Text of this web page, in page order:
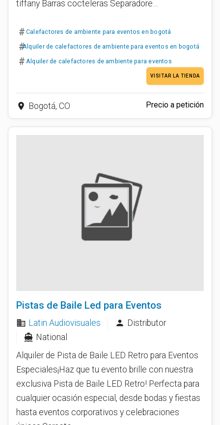
tiffany Barras cocteleras Separadore…
# Calefactores de ambiente para eventos en bogotá
#Alquiler de calefactores de ambiente para eventos en bogotá
# Alquiler de calefactores de ambiente para eventos
VISITAR LA TIENDA
place Bogotá, CO Precio a petición
Pistas de Baile Led para Eventos
business Latin Audiovisuales person Distributor
directions_boat National
Alquiler de Pista de Baile LED Retro para Eventos
Especiales¡Haz que tu evento brille con nuestra
exclusiva Pista de Baile LED Retro! Perfecta para
cualquier ocasión especial, desde bodas y fiestas
hasta eventos corporativos y celebraciones